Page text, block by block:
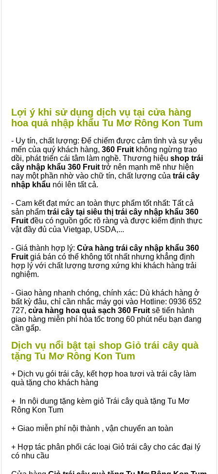
Lợi ý khi sử dụng dịch vụ tại cửa hàng
hoa quả nhập khẩu Tu Mơ Rông Kon Tum
- Uy tín, chất lượng: Để chiếm được cảm tình và sự yêu
mến của quý khách hàng, 360 Fruit không ngừng trao
dồi, phát triển cái tâm làm nghề. Thương hiệu shop trái
cây nhập khẩu 360 Fruit trở nên mạnh mẽ như hiện
nay một phần nhờ vào chữ tín, chất lượng của trái cây
nhập khẩu nói lên tất cả.
- Cam kết đạt mức an toàn thực phẩm tốt nhất: Tất cả
sản phẩm trái cây tại siêu thị trái cây nhập khẩu 360
Fruit đều có nguồn gốc rõ ràng và được kiểm định thực
vật đầy đủ của Vietgap, USDA,...
- Giá thành hợp lý: Cửa hàng trái cây nhập khẩu 360
Fruit giá bán có thể không tốt nhất nhưng khẳng định
hợp lý với chất lượng tương xứng khi khách hàng trải
nghiệm.
- Giao hàng nhanh chóng, chính xác: Dù khách hàng ở
bất kỳ đâu, chỉ cần nhắc máy gọi vào Hotline: 0936 652
727, cửa hàng hoa quả sạch 360 Fruit sẽ tiến hành
giao hàng miễn phí hỏa tốc trong 60 phút nếu bạn đang
cần gấp.
Dịch vụ nổi bật tại shop Giỏ trái cây quà
tặng Tu Mơ Rông Kon Tum
+ Dịch vụ gói trái cây, kết hợp hoa tươi và trái cây làm
quà tặng cho khách hàng
+ In nội dung tặng kèm giỏ Trái cây quà tặng Tu Mơ
Rông Kon Tum
+ Giao miễn phí nội thành , vận chuyển an toàn
+ Hợp tác phân phối các loại Giỏ trái cây cho các đại lý
có nhu cầu